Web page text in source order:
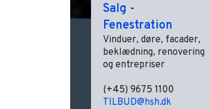
Salg -
Fenestration
Vinduer, døre, facader,
beklædning, renovering
og entrepriser
(+45) 9675 1100
TILBUD@hsh.dk